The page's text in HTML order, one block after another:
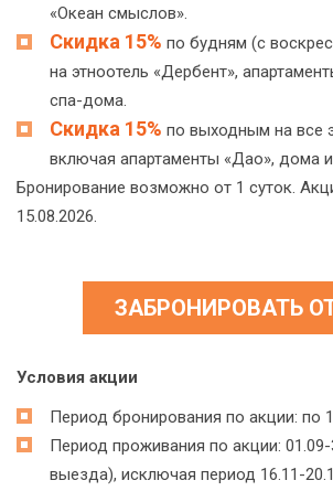
«Океан смыслов».
Скидка 15% по будням (с
на этноотель «Дербент»,
спа-дома.
Скидка 15% по выходным на все
включая апартаменты «Дао», дома
Бронирование возможно от 1 суток.
15.08.2026.
ЗАБРОНИРОВАТЬ
Условия акции
Период бронирования по акции: по
Период проживания по акции:
выезда), исключая период 16.11-